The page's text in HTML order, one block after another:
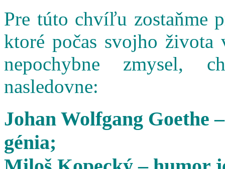
Pre túto chvíľu zostaňme
ktoré počas svojho
nepochybne zmysel,
nasledovne:
Johan Wolfgang Goethe
génia;